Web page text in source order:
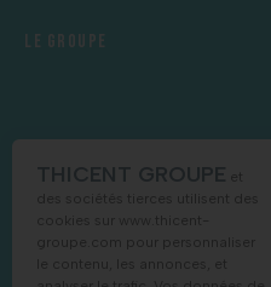
Le groupe
THICENT GROUPE